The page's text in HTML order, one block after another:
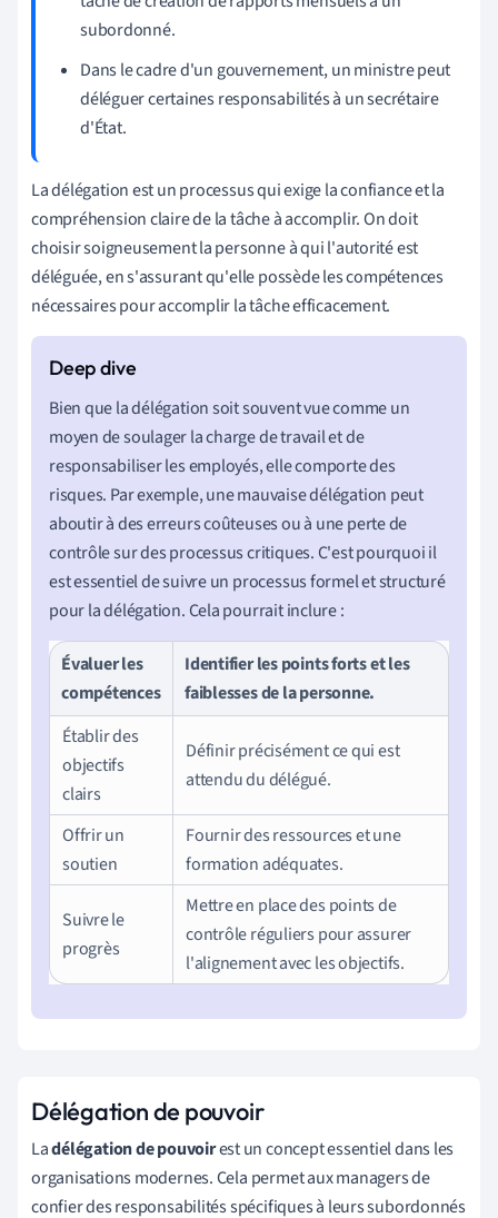
subordonné.
Dans le cadre d'un gouvernement, un ministre peut
déléguer certaines responsabilités à un secrétaire
d'État.
La délégation est un processus qui exige la confiance et la
compréhension claire de la tâche à accomplir. On doit
choisir soigneusement la personne à qui l'autorité est
déléguée, en s'assurant qu'elle possède les compétences
nécessaires pour accomplir la tâche efficacement.
Bien que la délégation soit souvent vue comme un
moyen de soulager la charge de travail et de
responsabiliser les employés, elle comporte des
risques. Par exemple, une mauvaise délégation peut
aboutir à des erreurs coûteuses ou à une perte de
contrôle sur des processus critiques. C'est pourquoi il
est essentiel de suivre un processus formel et structuré
pour la délégation. Cela pourrait inclure :
Évaluer les
compétences
Identifier les points forts et les
faiblesses de la personne.
Établir des
objectifs
clairs
Définir précisément ce qui est
attendu du délégué.
Offrir un
soutien
Fournir des ressources et une
formation adéquates.
Suivre le
progrès
Mettre en place des points de
contrôle réguliers pour assurer
l'alignement avec les objectifs.
Délégation de pouvoir
Ladélégation de pouvoirest un concept essentiel dans les
organisations modernes. Cela permet aux managers de
confier des responsabilités spécifiques à leurs subordonnés